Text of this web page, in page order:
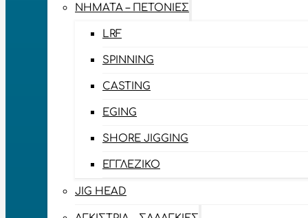
ΝΉΜΑΤΑ – ΠΕΤΟΝΙΈΣ
LRF
SPINNING
CASTING
EGING
SHORE JIGGING
ΕΓΓΛΈΖΙΚΟ
JIG HEAD